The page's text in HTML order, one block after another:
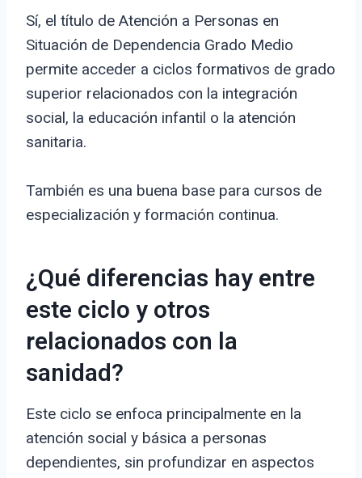
Sí, el título de Atención a Personas en
Situación de Dependencia Grado Medio
permite acceder a ciclos formativos de grado
superior relacionados con la integración
social, la educación infantil o la atención
sanitaria.
También es una buena base para cursos de
especialización y formación continua.
¿Qué diferencias hay entre
este ciclo y otros
relacionados con la
sanidad?
Este ciclo se enfoca principalmente en la
atención social y básica a personas
dependientes, sin profundizar en aspectos